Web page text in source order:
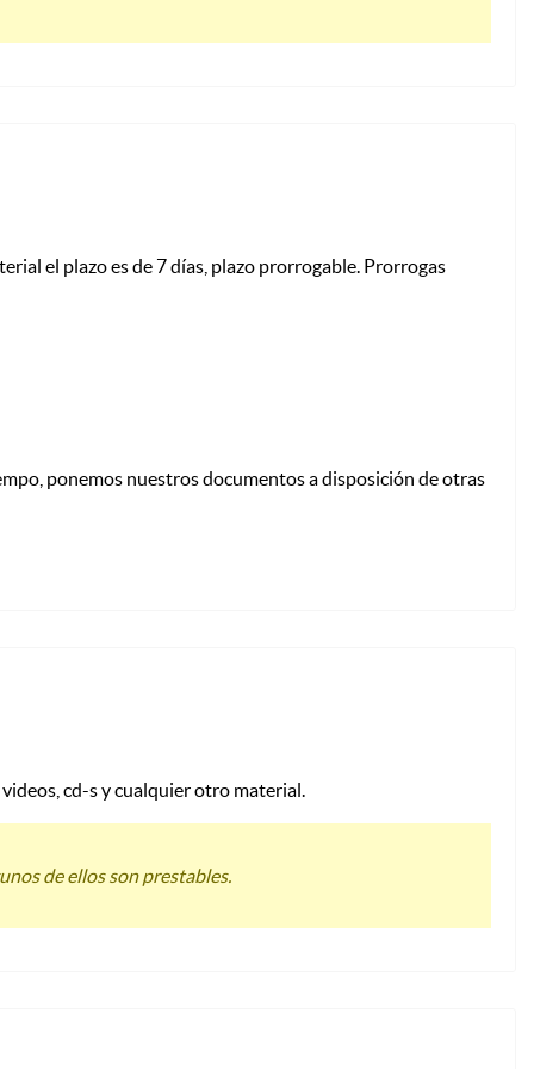
el plazo es de 7 días, plazo prorrogable. Prorrogas
ponemos nuestros documentos a disposición de otras
cd-s y cualquier otro material.
de ellos son prestables.